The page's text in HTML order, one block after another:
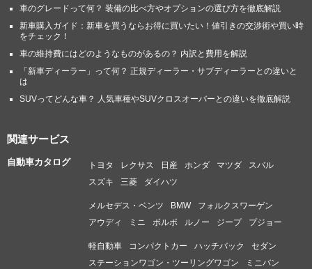
車のグレードって何？ 装備の比べ方やオプションの選び方を徹底解説
新車購入ガイド：新車を買うならお得に買いたい！値引きの交渉術や買い時
をチェック！
車の維持費にはどのようなものがあるの？ 内訳と費用を解説
「新車ディーラー」って何？ 正規ディーラー・サブディーラーとの違いと
は
SUVってどんな車？ 人気車種やSUVクロスオーバーとの違いを徹底解説
関連サービス
自動車カタログ トヨタ レクサス 日産 ホンダ マツダ
スバル
スズキ
三菱 ダイハツ
メルセデス・ベンツ BMW
フォルクスワーゲン
アウディ
ミニ ボルボ ルノー ジープ プジョー
軽自動車 コンパクトカー ハッチバック
セダン
ステーションワゴン・ツーリングワゴン
ミニバン